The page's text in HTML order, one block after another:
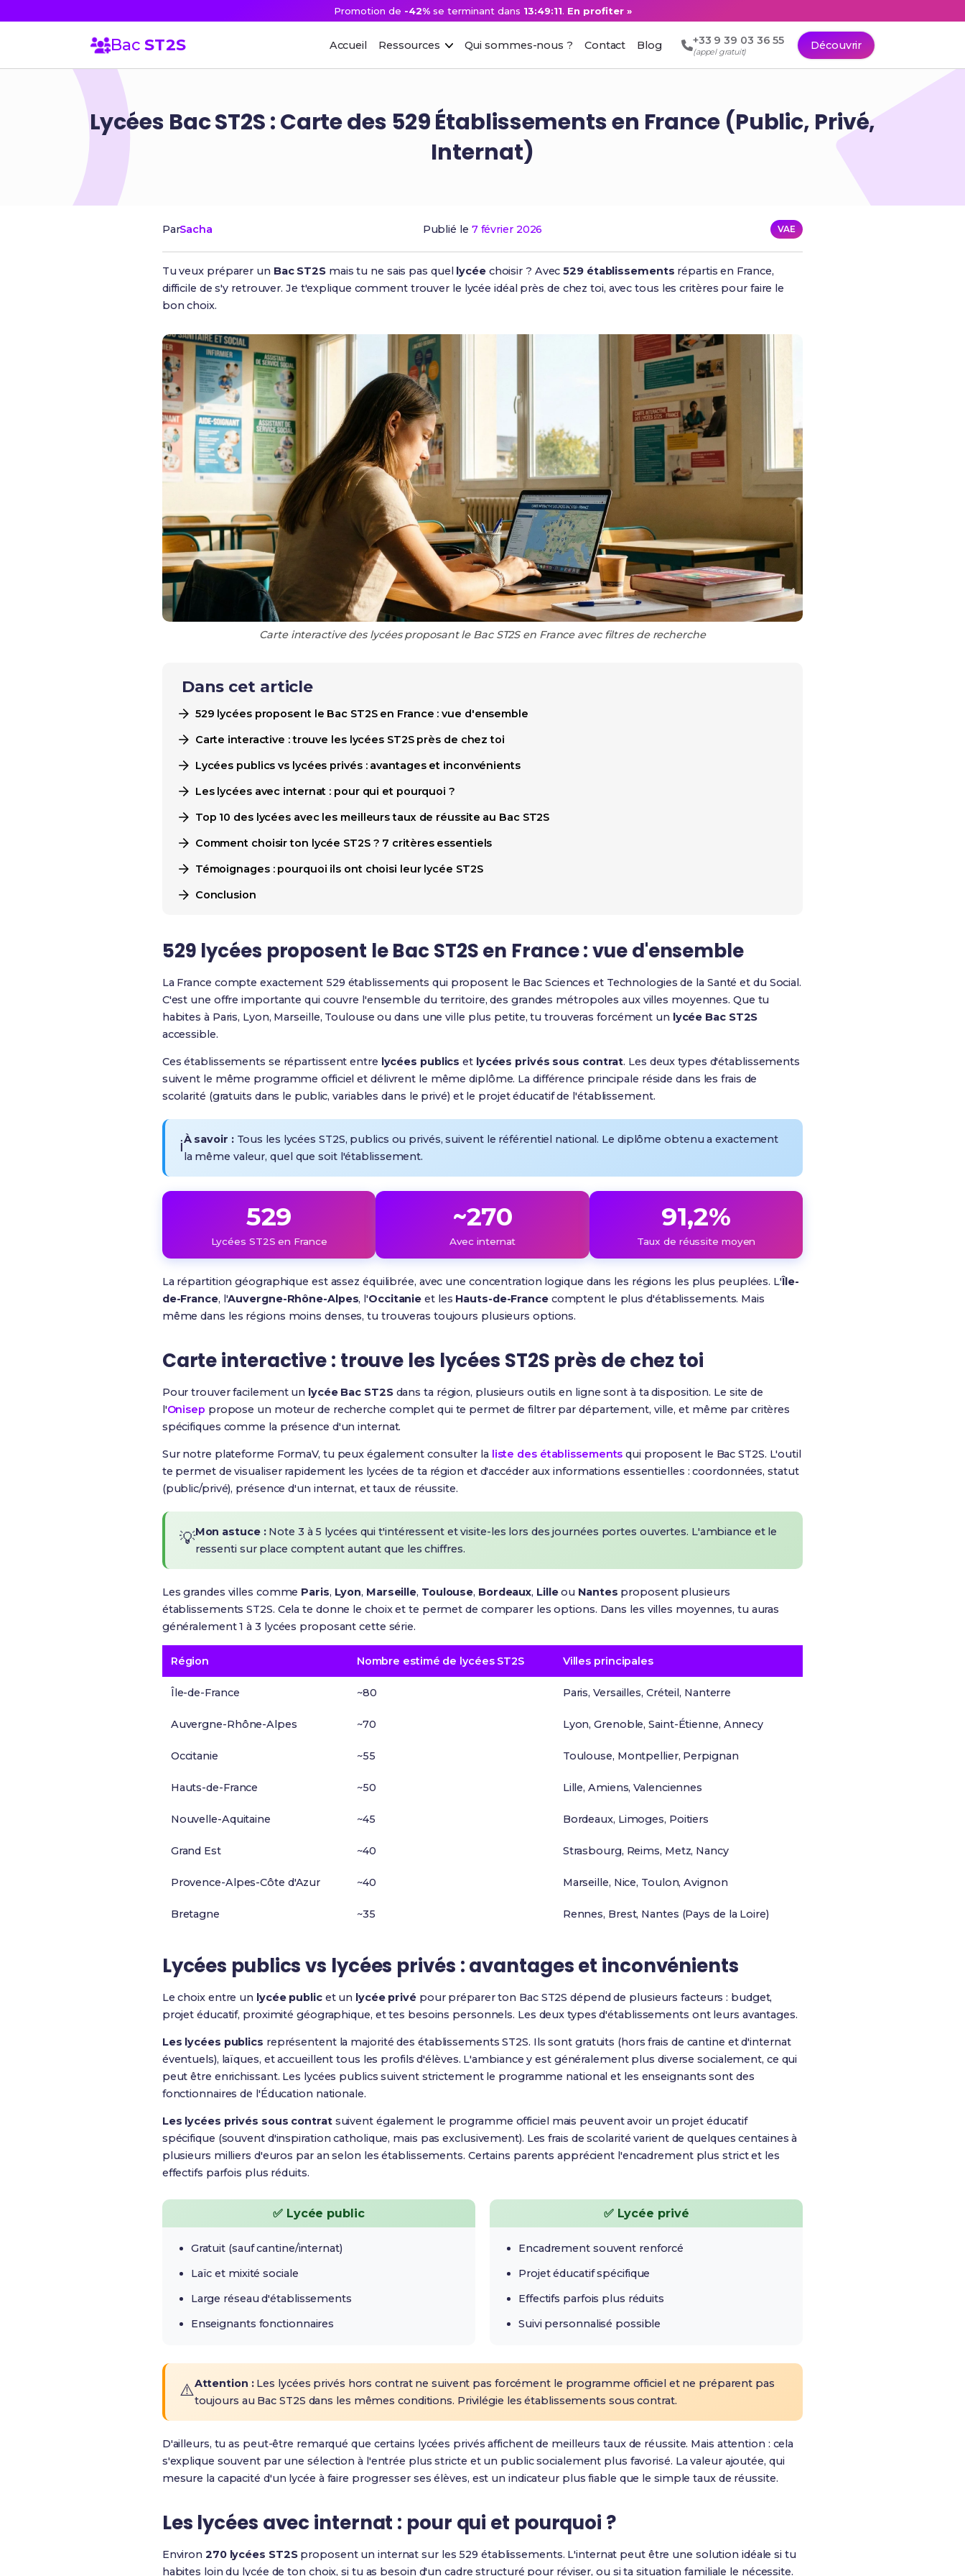
Promotion de -42%se terminant dans 13:49:10.En profiter »
Bac ST2S Accueil Ressources Qui sommes-nous ? Contact Blog +33 9 39 03 36 55
(appel gratuit)
Découvrir
Lycées Bac ST2S : Carte des 529 Établissements en France (Public, Privé,
Internat)
ParSacha Publié le 7 février 2026 VAE
Tu veux préparer un Bac ST2Smais tu ne sais pas quel lycéechoisir ? Avec529 établissements répartis en France,
difficile de s'y retrouver. Je t'explique comment trouver le lycée idéal près de chez toi, avec tous les critères pour faire le
bon choix.
Carte interactive des lycées proposant le Bac ST2S en France avec filtres de recherche
Dans cet article
529 lycées proposent le Bac ST2S en France : vue d'ensemble
Carte interactive : trouve les lycées ST2S près de chez toi
Lycées publics vs lycées privés : avantages et inconvénients
Les lycées avec internat : pour qui et pourquoi ?
Top 10 des lycées avec les meilleurs taux de réussite au Bac ST2S
Comment choisir ton lycée ST2S ? 7 critères essentiels
Témoignages : pourquoi ils ont choisi leur lycée ST2S
Conclusion
529 lycées proposent le Bac ST2S en France : vue d'ensemble
La France compte exactement 529 établissements qui proposent le Bac Sciences et Technologies de la Santé et du Social.
C'est une offre importante qui couvre l'ensemble du territoire, des grandes métropoles aux villes moyennes. Que tu
habites à Paris, Lyon, Marseille, Toulouse ou dans une ville plus petite, tu trouveras forcément un lycée Bac ST2S
accessible.
Ces établissements se répartissent entre lycées publics et lycées privés sous contrat. Les deux types d'établissements
suivent le même programme officiel et délivrent le même diplôme. La différence principale réside dans les frais de
scolarité (gratuits dans le public, variables dans le privé) et le projet éducatif de l'établissement.
ℹ️À savoir :Tous les lycées ST2S, publics ou privés, suivent le référentiel national. Le diplôme obtenu a exactement
la même valeur, quel que soit l'établissement.
529
Lycées ST2S en France
~270
Avec internat
91,2%
Taux de réussite moyen
La répartition géographique est assez équilibrée, avec une concentration logique dans les régions les plus peuplées. L'Île-
de-France, l'Auvergne-Rhône-Alpes, l'Occitanie et les Hauts-de-Francecomptent le plus d'établissements. Mais
même dans les régions moins denses, tu trouveras toujours plusieurs options.
Carte interactive : trouve les lycées ST2S près de chez toi
Pour trouver facilement un lycée Bac ST2Sdans ta région, plusieurs outils en ligne sont à ta disposition. Le site de
l'Onisep propose un moteur de recherche complet qui te permet de filtrer par département, ville, et même par critères
spécifiques comme la présence d'un internat.
Sur notre plateforme FormaV, tu peux également consulter la liste des établissements qui proposent le Bac ST2S. L'outil
te permet de visualiser rapidement les lycées de ta région et d'accéder aux informations essentielles : coordonnées, statut
(public/privé), présence d'un internat, et taux de réussite.
💡Mon astuce :Note 3 à 5 lycées qui t'intéressent et visite-les lors des journées portes ouvertes. L'ambiance et le
ressenti sur place comptent autant que les chiffres.
Les grandes villes comme Paris, Lyon, Marseille, Toulouse, Bordeaux, Lilleou Nantes proposent plusieurs
établissements ST2S. Cela te donne le choix et te permet de comparer les options. Dans les villes moyennes, tu auras
généralement 1 à 3 lycées proposant cette série.
Région Nombre estimé de lycées ST2S Villes principales
Île-de-France ~80 Paris, Versailles, Créteil, Nanterre
Auvergne-Rhône-Alpes ~70 Lyon, Grenoble, Saint-Étienne, Annecy
Occitanie ~55 Toulouse, Montpellier, Perpignan
Hauts-de-France ~50 Lille, Amiens, Valenciennes
Nouvelle-Aquitaine ~45 Bordeaux, Limoges, Poitiers
Grand Est ~40 Strasbourg, Reims, Metz, Nancy
Provence-Alpes-Côte d'Azur ~40 Marseille, Nice, Toulon, Avignon
Bretagne ~35 Rennes, Brest, Nantes (Pays de la Loire)
Lycées publics vs lycées privés : avantages et inconvénients
Le choix entre un lycée publicet un lycée privépour préparer ton Bac ST2S dépend de plusieurs facteurs : budget,
projet éducatif, proximité géographique, et tes besoins personnels. Les deux types d'établissements ont leurs avantages.
Les lycées publics représentent la majorité des établissements ST2S. Ils sont gratuits (hors frais de cantine et d'internat
éventuels), laïques, et accueillent tous les profils d'élèves. L'ambiance y est généralement plus diverse socialement, ce qui
peut être enrichissant. Les lycées publics suivent strictement le programme national et les enseignants sont des
fonctionnaires de l'Éducation nationale.
Les lycées privés sous contratsuivent également le programme officiel mais peuvent avoir un projet éducatif
spécifique (souvent d'inspiration catholique, mais pas exclusivement). Les frais de scolarité varient de quelques centaines à
plusieurs milliers d'euros par an selon les établissements. Certains parents apprécient l'encadrement plus strict et les
effectifs parfois plus réduits.
✅ Lycée public
Gratuit (sauf cantine/internat)
Laïc et mixité sociale
Large réseau d'établissements
Enseignants fonctionnaires
✅ Lycée privé
Encadrement souvent renforcé
Projet éducatif spécifique
Effectifs parfois plus réduits
Suivi personnalisé possible
⚠️Attention :Les lycées privés hors contrat ne suivent pas forcément le programme officiel et ne préparent pas
toujours au Bac ST2S dans les mêmes conditions. Privilégie les établissements sous contrat.
D'ailleurs, tu as peut-être remarqué que certains lycées privés affichent de meilleurs taux de réussite. Mais attention : cela
s'explique souvent par une sélection à l'entrée plus stricte et un public socialement plus favorisé. La valeur ajoutée, qui
mesure la capacité d'un lycée à faire progresser ses élèves, est un indicateur plus fiable que le simple taux de réussite.
Les lycées avec internat : pour qui et pourquoi ?
Environ 270 lycées ST2Sproposent un internat sur les 529 établissements. L'internat peut être une solution idéale si tu
habites loin du lycée de ton choix, si tu as besoin d'un cadre structuré pour réviser, ou si ta situation familiale le nécessite.